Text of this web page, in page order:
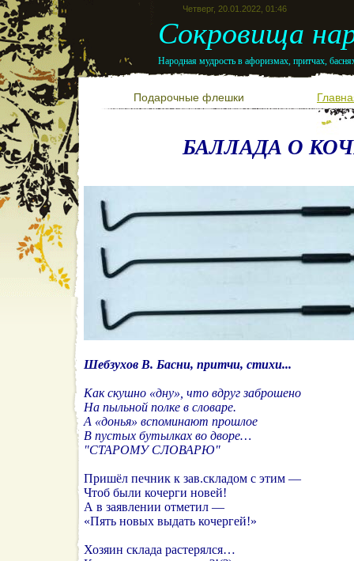
Четверг, 20.01.2022, 01:46
Сокровища
Народная мудрость в афоризмах, притчах,
Подарочные флешки
БАЛЛАДА О
Шебзухов В. Басни, притчи, стихи...
Как скушно «дну», что вдруг заброшено
На пыльной полке в словаре.
А «донья» вспоминают прошлое
В пустых бутылках во дворе…
"СТАРОМУ СЛОВАРЮ"
Пришёл печник к зав.складом с этим —
Чтоб были кочерги новей!
А в заявлении отметил —
«Пять новых выдать кочергей!»
Хозяин склада растерялся…